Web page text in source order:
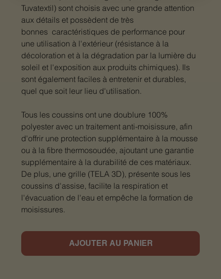
Tuvatextil) sont choisis avec une grande attention
aux détails et possèdent de très
bonnes caractéristiques de performance pour
une utilisation à l'extérieur (résistance à la
décoloration et à la dégradation par la lumière du
soleil et l'exposition aux produits chimiques). Ils
sont également faciles à entretenir et durables,
quel que soit leur lieu d'utilisation.
Tous les coussins ont une doublure 100%
polyester avec un traitement anti-moisissure, afin
d'offrir une protection supplémentaire à la mousse
ou à la fibre thermosoudée, ajoutant une garantie
supplémentaire à la durabilité de ces matériaux.
De plus, une grille (TELA 3D), présente sous les
coussins d'assise, facilite la respiration et
l'évacuation de l'eau et empêche la formation de
moisissures.
AJOUTER AU PANIER